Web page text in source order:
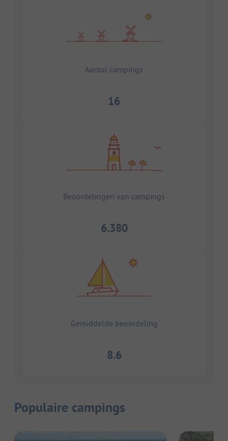
Aantal campings
16
Beoordelingen van campings
6.380
Gemiddelde beoordeling
8.6
Populaire campings